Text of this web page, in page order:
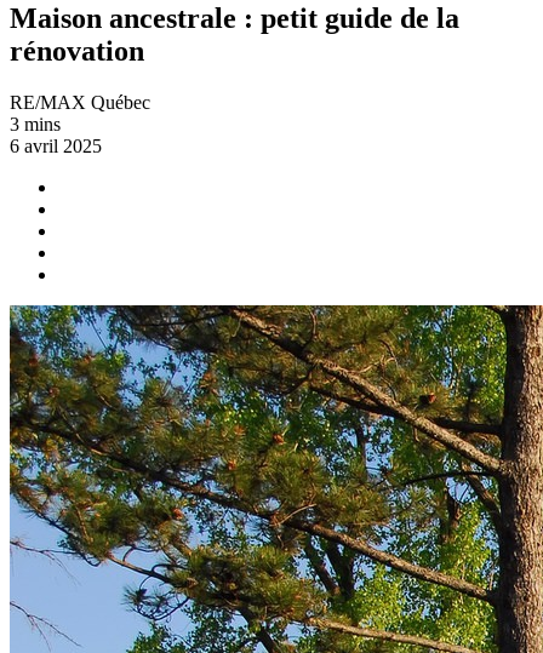
Maison ancestrale : petit guide de la
rénovation
RE/MAX Québec
3 mins
6 avril 2025